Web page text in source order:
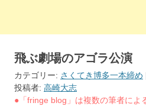
飛ぶ劇場のアゴラ公演
カテゴリー: さくてき博多一本締め
投稿者: 高崎大志
●「fringe blog」は複数の筆者によ